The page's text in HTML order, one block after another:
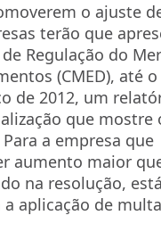
o ajuste
terão que
Regulação do
(CMED), até o
de 2012, um
que mostre
a empresa que
aumento maior
na resolução, está
a aplicação de